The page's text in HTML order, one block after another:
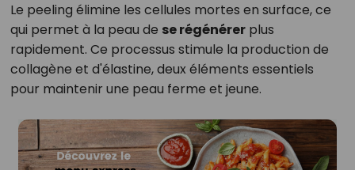
Le peeling élimine les cellules mortes en surface, ce
qui permet à la peau de se régénérerplus
rapidement. Ce processus stimule la production de
collagène et d'élastine, deux éléments essentiels
pour maintenir une peau ferme et jeune.